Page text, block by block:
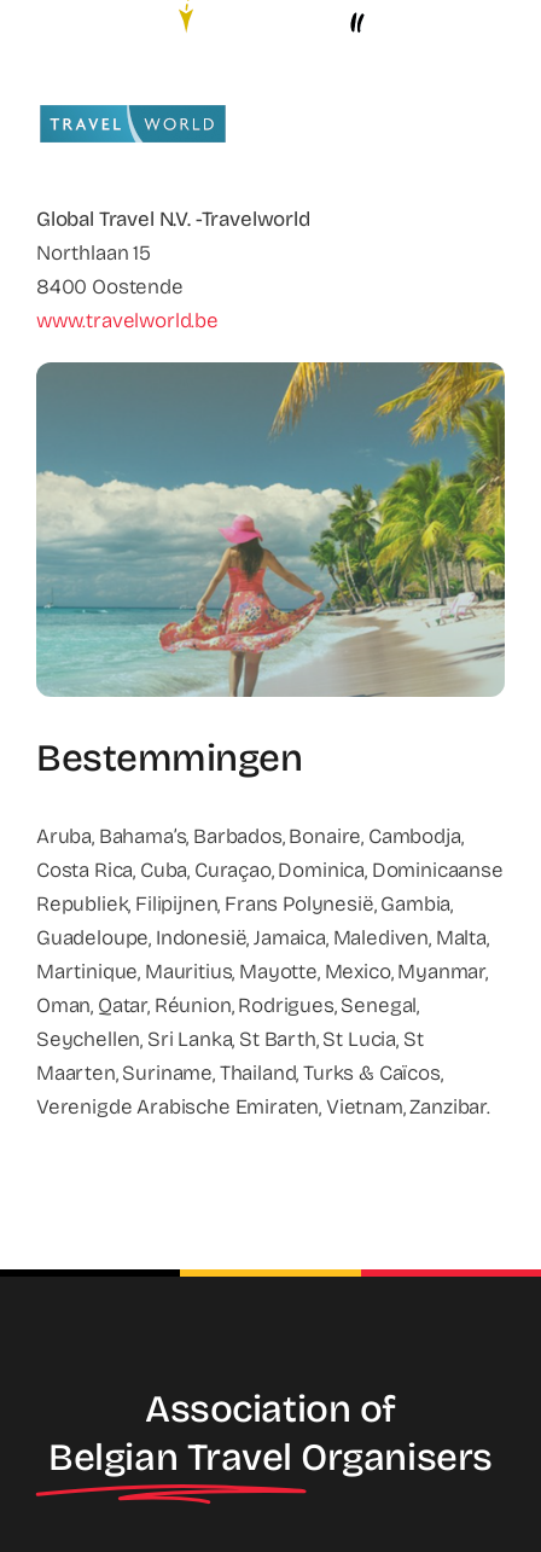
Français
Nederlands
Global Travel N.V. -Travelworld
Northlaan 15
8400 Oostende
www.travelworld.be
Bestemmingen
Aruba, Bahama’s, Barbados, Bonaire, Cambodja,
Costa Rica, Cuba, Curaçao, Dominica, Dominicaanse
Republiek, Filipijnen, Frans Polynesië, Gambia,
Guadeloupe, Indonesië, Jamaica, Malediven, Malta,
Martinique, Mauritius, Mayotte, Mexico, Myanmar,
Oman, Qatar, Réunion, Rodrigues, Senegal,
Seychellen, Sri Lanka, St Barth, St Lucia, St
Maarten, Suriname, Thailand, Turks & Caïcos,
Verenigde Arabische Emiraten, Vietnam, Zanzibar.
Association of
Belgian Travel Organisers